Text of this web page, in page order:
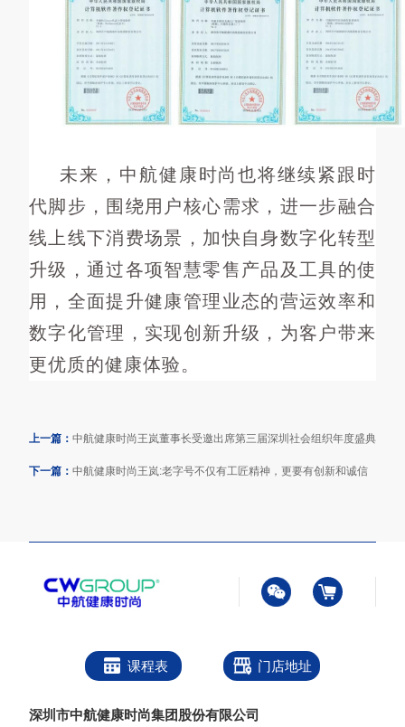
未来，中航健康时尚也将继续紧跟时
代脚步，围绕用户核心需求，进一步融合
线上线下消费场景，加快自身数字化转型
升级，通过各项智慧零售产品及工具的使
用，全面提升健康管理业态的营运效率和
数字化管理，实现创新升级，为客户带来
更优质的健康体验。
上一篇： 中航健康时尚王岚董事长受邀出席第三届深圳社会组织年度盛典
下一篇： 中航健康时尚王岚:老字号不仅有工匠精神，更要有创新和诚信
课程表 门店地址
深圳市中航健康时尚集团股份有限公司